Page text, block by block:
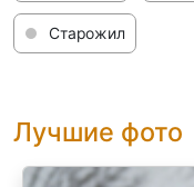
Старожил
Лучшие фото